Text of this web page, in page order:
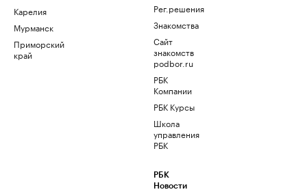
Карелия
Мурманск
Приморский
край
Рег.решения
Знакомства
Сайт
знакомств
podbor.ru
РБК
Компании
РБК Курсы
Школа
управления
РБК
РБК
Новости